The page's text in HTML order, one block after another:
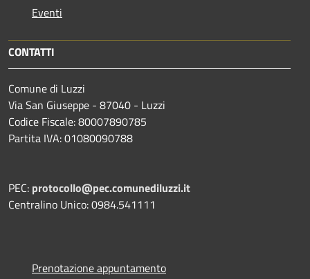
Eventi
CONTATTI
Comune di Luzzi
Via San Giuseppe - 87040 - Luzzi
Codice Fiscale: 80007890785
Partita IVA: 01080090788
PEC: protocollo@pec.comunediluzzi.it
Centralino Unico: 0984.541111
Prenotazione appuntamento